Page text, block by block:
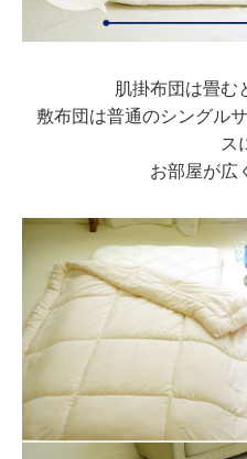
肌掛布団は畳む
敷布団は普通のシングル
ス
お部屋が広